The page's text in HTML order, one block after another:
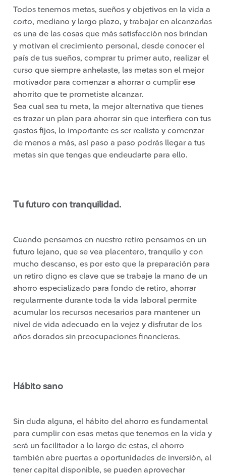
Todos tenemos metas, sueños y objetivos en la vida a
corto, mediano y largo plazo, y trabajar en alcanzarlas
es una de las cosas que más satisfacción nos brindan
y motivan el crecimiento personal, desde conocer el
país de tus sueños, comprar tu primer auto, realizar el
curso que siempre anhelaste, las metas son el mejor
motivador para comenzar a ahorrar o cumplir ese
ahorrito que te prometiste alcanzar.
Sea cual sea tu meta, la mejor alternativa que tienes
es trazar un plan para ahorrar sin que interfiera con tus
gastos fijos, lo importante es ser realista y comenzar
de menos a más, así paso a paso podrás llegar a tus
metas sin que tengas que endeudarte para ello.
Tu futuro con tranquilidad.
Cuando pensamos en nuestro retiro pensamos en un
futuro lejano, que se vea placentero, tranquilo y con
mucho descanso, es por esto que la preparación para
un retiro digno es clave que se trabaje la mano de un
ahorro especializado para fondo de retiro, ahorrar
regularmente durante toda la vida laboral permite
acumular los recursos necesarios para mantener un
nivel de vida adecuado en la vejez y disfrutar de los
años dorados sin preocupaciones financieras.
Hábito sano
Sin duda alguna, el hábito del ahorro es fundamental
para cumplir con esas metas que tenemos en la vida y
será un facilitador a lo largo de estas, el ahorro
también abre puertas a oportunidades de inversión, al
tener capital disponible, se pueden aprovechar